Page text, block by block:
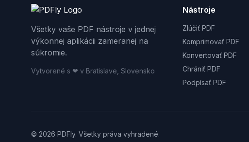
Všetky vaše PDF nástroje v jednej
výkonnej aplikácii zameranej na
súkromie.
Vytvorené s ❤ v Bratislave, Slovensko
Nástroje
Zlúčiť PDF
Komprimovať PDF
Konvertovať PDF
Chrániť PDF
Podpísať PDF
© 2026 PDFly. Všetky práva vyhradené.